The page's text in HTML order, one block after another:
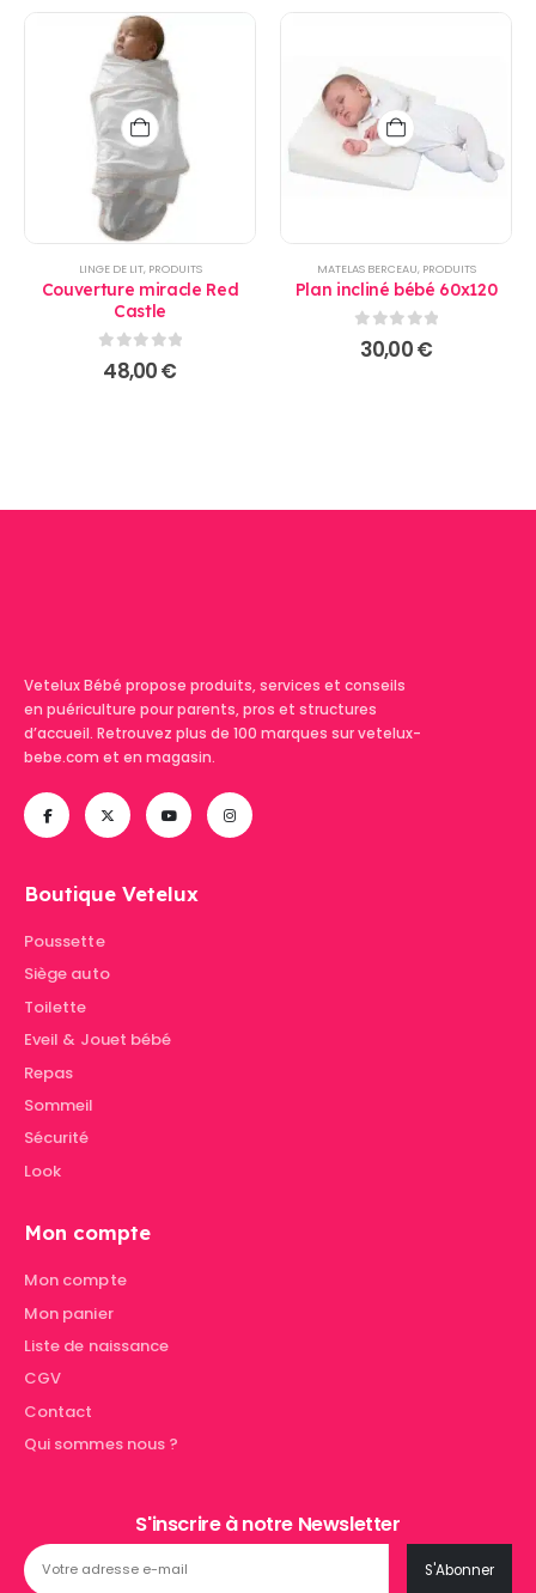
LINGE DE LIT, PRODUITS
Couverture miracle Red
Castle
sur 5
48,00€
MATELAS BERCEAU, PRODUITS
Plan incliné bébé 60x120
0sur 5
30,00€
Vetelux Bébé propose produits, services et conseils
en puériculture pour parents, pros et structures
d’accueil. Retrouvez plus de 100 marques sur vetelux-
bebe.com et en magasin.
Boutique Vetelux
Poussette
Siège auto
Toilette
Eveil & Jouet bébé
Repas
Sommeil
Sécurité
Look
Mon compte
Mon compte
Mon panier
Liste de naissance
CGV
Contact
Qui sommes nous ?
S'inscrire à notre Newsletter